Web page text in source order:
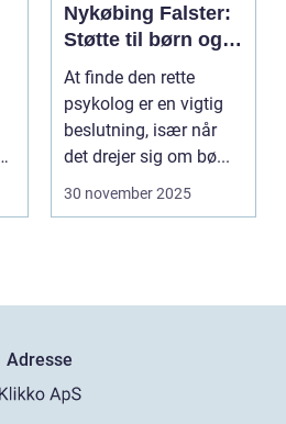
Nykøbing Falster:
Støtte til børn og
unge
At finde den rette
psykolog er en vigtig
beslutning, især når
det drejer sig om bø...
30 november 2025
Adresse